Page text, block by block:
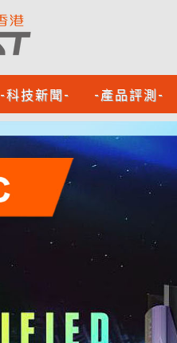
-科技新聞- -產品評測-